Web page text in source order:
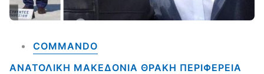
COMMANDO
ΑΝΑΤΟΛΙΚΗ ΜΑΚΕΔΟΝΙΑ ΘΡΑΚΗ ΠΕΡΙΦΕΡΕΙΑ